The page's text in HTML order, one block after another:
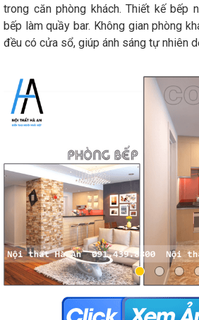
trong căn phòng khách. Thiết kế bếp
bếp làm quầy bar. Không gian phòng
đều có cửa sổ, giúp ánh sáng tự nhiên